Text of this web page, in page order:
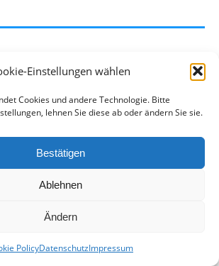
Einstellungen wählen
Cookies und andere Technologie. Bitte
lehnen Sie diese ab oder ändern Sie sie.
Bestätigen
Ablehnen
Ändern
PolicyDatenschutzImpressum